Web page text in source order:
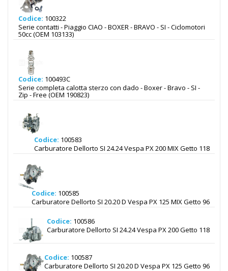
Codice: 100322
Serie contatti - Piaggio CIAO - BOXER - BRAVO - SI - Ciclomotori
50cc (OEM 103133)
Codice: 100493C
Serie completa calotta sterzo con dado - Boxer - Bravo - SI -
Zip - Free (OEM 190823)
Codice: 100583
Carburatore Dellorto SI 24.24 Vespa PX 200 MIX Getto 118
Codice: 100585
Carburatore Dellorto SI 20.20 D Vespa PX 125 MIX Getto 96
Codice: 100586
Carburatore Dellorto SI 24.24 Vespa PX 200 Getto 118
Codice: 100587
Carburatore Dellorto SI 20.20 D Vespa PX 125 Getto 96